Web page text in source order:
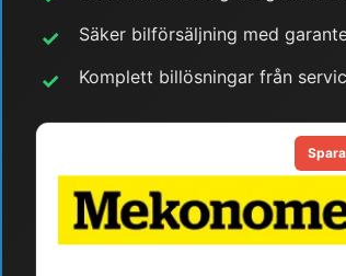
✓ Säker bilförsäljning med
✓ Komplett billösningar från